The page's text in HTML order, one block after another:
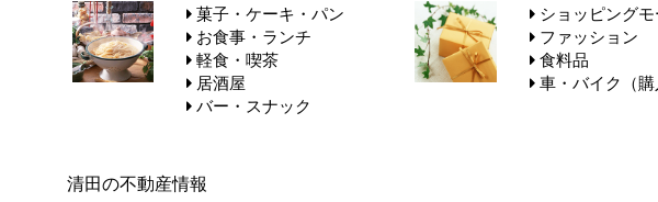
菓子・ケーキ・パン
お食事・ランチ
軽食・喫茶
居酒屋
バー・スナック
ショッピングモ
ファッション
食料品
車・バイク（購
清田の不動産情報